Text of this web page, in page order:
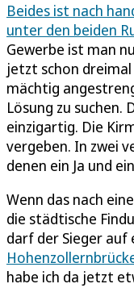
Beides ist nach
unter den beiden
Gewerbe ist man
jetzt schon
mächtig
Lösung zu suchen.
einzigartig. Die
vergeben. In zwei
denen ein Ja und
Wenn das nach
die städtische
darf der Sieger auf
habe ich da jetzt